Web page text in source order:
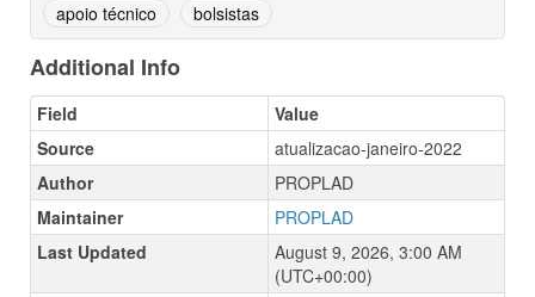
apoio técnico bolsistas
Additional Info
Field
Value
Source
atualizacao-janeiro-2022
Author
PROPLAD
Maintainer
PROPLAD
Last Updated
August 9, 2026, 3:00 AM
(UTC+00:00)